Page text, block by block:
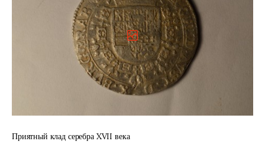
Приятный клад серебра XVII века